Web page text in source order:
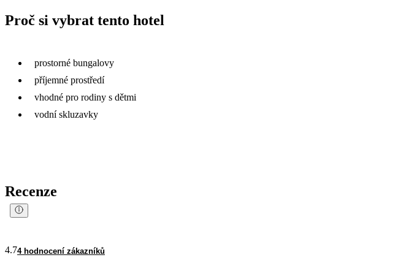
Proč si vybrat tento hotel
prostorné bungalovy
příjemné prostředí
vhodné pro rodiny s dětmi
vodní skluzavky
Recenze
4.74 hodnocení zákazníků